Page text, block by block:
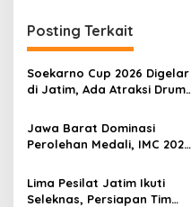
a
s
i
o
Posting Terkait
Soekarno Cup 2026 Digelar
di Jatim, Ada Atraksi Drum
Muda Unjuk Bakat
Jawa Barat Dominasi
Perolehan Medali, IMC 2026
Muaythai Indonesia
Lima Pesilat Jatim Ikuti
Seleknas, Persiapan Tim